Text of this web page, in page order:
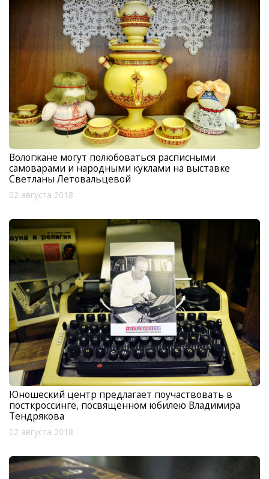
Вологжане могут полюбоваться расписными
самоварами и народными куклами на выставке
Светланы Летовальцевой
02 августа 2018
Юношеский центр предлагает поучаствовать в
посткроссинге, посвященном юбилею Владимира
Тендрякова
02 августа 2018